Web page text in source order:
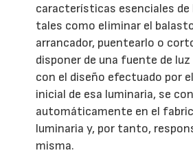
características esenciales de
tales como eliminar el
arrancador, puentearlo o
disponer de una fuente de
con el diseño efectuado por
inicial de esa luminaria, se
automáticamente en el
luminaria y, por tanto,
misma.